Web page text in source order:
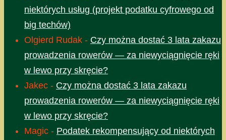
niektórych usług (projekt podatku cyfrowego od
big techów)
Olgierd Rudak - Czy można dostać 3 lata zakazu
prowadzenia rowerów — za niewyciągnięcie ręki
w lewo przy skręcie?
Jakec - Czy można dostać 3 lata zakazu
prowadzenia rowerów — za niewyciągnięcie ręki
w lewo przy skręcie?
Magic - Podatek rekompensujący od niektórych